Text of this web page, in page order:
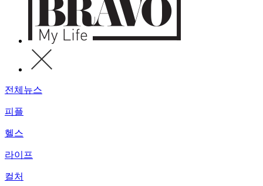
전체뉴스
피플
헬스
라이프
컬처